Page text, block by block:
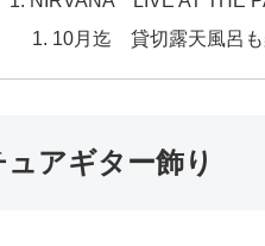
10月迄 貸切露天風呂も
アギター飾り